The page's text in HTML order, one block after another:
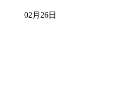
02月26日